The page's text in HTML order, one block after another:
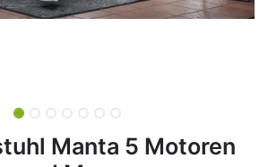
Manta 5 Motoren